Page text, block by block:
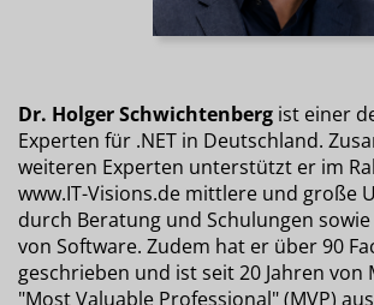
Dr. Holger Schwichtenberg ist einer
Experten für .NET in Deutschland.
weiteren Experten unterstützt er im
www.IT-Visions.de mittlere und große
durch Beratung und Schulungen
von Software. Zudem hat er über 90
geschrieben und ist seit 20 Jahren von
"Most Valuable Professional" (MVP)